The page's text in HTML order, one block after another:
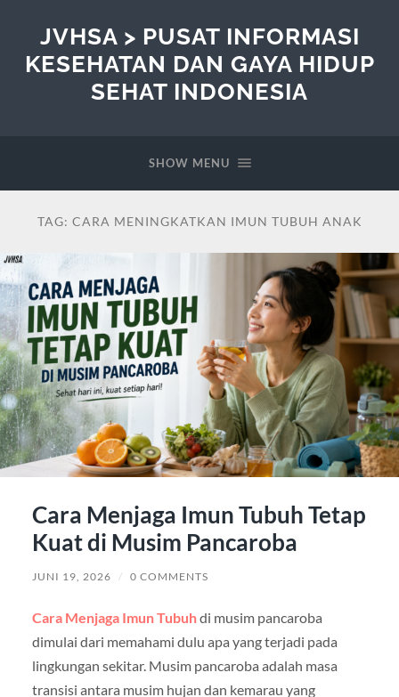
JVHSA > PUSAT INFORMASI
KESEHATAN DAN GAYA HIDUP
SEHAT INDONESIA
SHOW MENU
TAG: CARA MENINGKATKAN IMUN TUBUH ANAK
Cara Menjaga Imun Tubuh Tetap
Kuat di Musim Pancaroba
JUNI 19, 2026 / 0 COMMENTS
Cara Menjaga Imun Tubuhdi musim pancaroba
dimulai dari memahami dulu apa yang terjadi pada
lingkungan sekitar. Musim pancaroba adalah masa
transisi antara musim hujan dan kemarau yang